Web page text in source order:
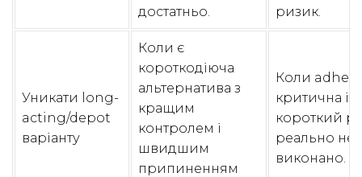
достатньо.
ризик.
Уникати long-
acting/depot
варіанту
Коли є
короткодіюча
альтернатива з
кращим
контролем і
швидшим
припиненням
Коли
критична і
короткий
реально не
виконано.